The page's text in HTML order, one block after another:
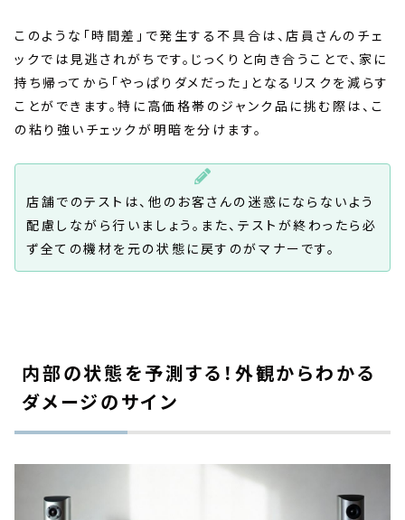
このような「時間差」で発生する不具合は、店員さんのチェ
ックでは見逃されがちです。じっくりと向き合うことで、家に
持ち帰ってから「やっぱりダメだった」となるリスクを減らす
ことができます。特に高価格帯のジャンク品に挑む際は、こ
の粘り強いチェックが明暗を分けます。
店舗でのテストは、他のお客さんの迷惑にならないよう
配慮しながら行いましょう。また、テストが終わったら必
ず全ての機材を元の状態に戻すのがマナーです。
内部の状態を予測する！外観からわかる
ダメージのサイン